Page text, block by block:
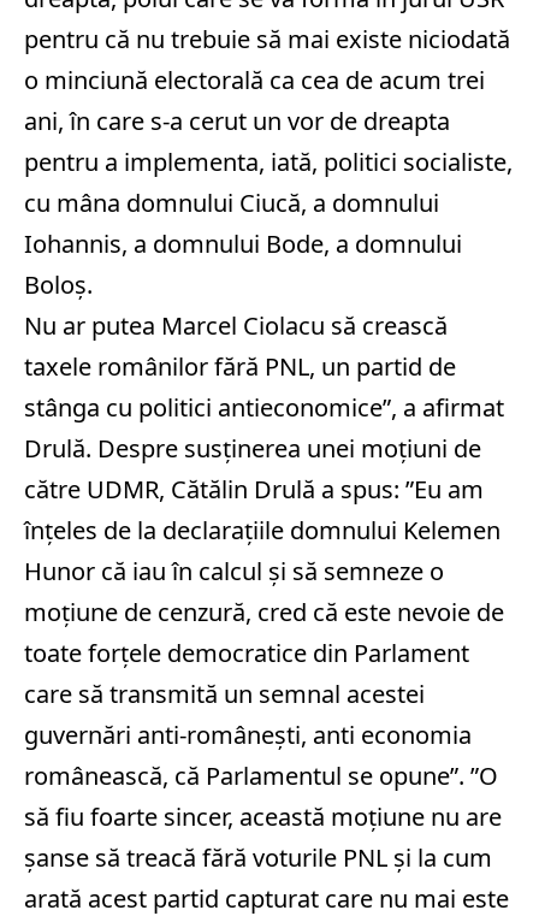
pentru că nu trebuie să mai existe niciodată
o minciună electorală ca cea de acum trei
ani, în care s-a cerut un vor de dreapta
pentru a implementa, iată, politici socialiste,
cu mâna domnului Ciucă, a domnului
Iohannis, a domnului Bode, a domnului
Boloş.
Nu ar putea Marcel Ciolacu să crească
taxele românilor fără PNL, un partid de
stânga cu politici antieconomice”, a afirmat
Drulă. Despre susţinerea unei moţiuni de
către UDMR, Cătălin Drulă a spus: ”Eu am
înţeles de la declaraţiile domnului Kelemen
Hunor că iau în calcul şi să semneze o
moţiune de cenzură, cred că este nevoie de
toate forţele democratice din Parlament
care să transmită un semnal acestei
guvernări anti-româneşti, anti economia
românească, că Parlamentul se opune”. ”O
să fiu foarte sincer, această moţiune nu are
şanse să treacă fără voturile PNL şi la cum
arată acest partid capturat care nu mai este